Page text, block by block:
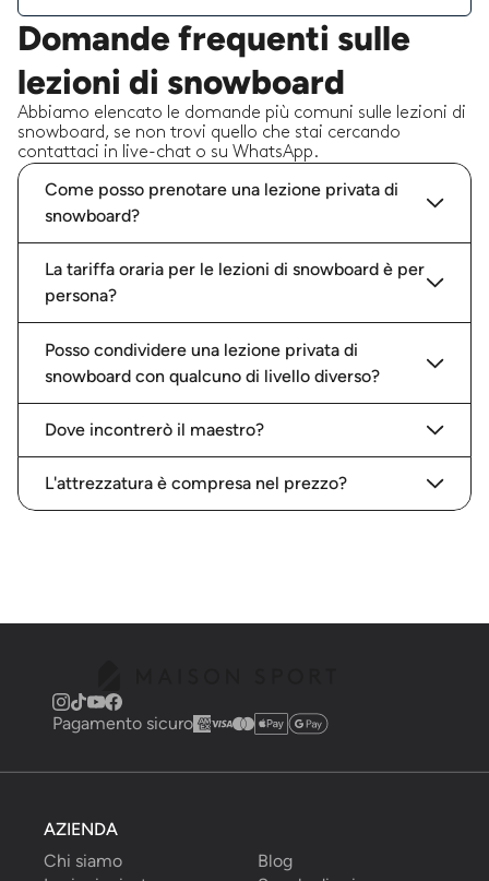
Domande frequenti sulle
lezioni di snowboard
Abbiamo elencato le domande più comuni sulle lezioni di
snowboard, se non trovi quello che stai cercando
contattaci in live-chat o su WhatsApp.
Come posso prenotare una lezione privata di
snowboard?
La tariffa oraria per le lezioni di snowboard è per
persona?
Posso condividere una lezione privata di
snowboard con qualcuno di livello diverso?
Dove incontrerò il maestro?
L'attrezzatura è compresa nel prezzo?
Pagamento sicuro
AZIENDA
Chi siamo
Blog